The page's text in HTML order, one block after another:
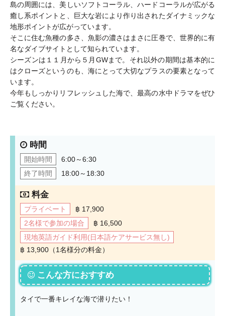
島の周囲には、美しいソフトコーラル、ハードコーラルが広がる
癒し系ポイントと、巨大な岩により作り出されたダイナミックな
地形ポイントが広がっています。
そこに住む魚種の多さ、魚影の濃さはまさに圧巻で、世界的に有
名なダイブサイトとして知られています。
シーズンは１１月から５月GWまで。それ以外の期間は基本的に
はクローズというのも、海にとって大切なプラスの要素となって
います。
今年もしっかりリフレッシュした海で、最高の水中ドラマをぜひ
ご覧ください。
時間
開始時間
6:00～6:30
終了時間
18:00～18:30
料金
プライベート
฿ 17,900
2名様で参加の場合
฿ 16,500
現地英語ガイド利用(日本語ケアサービス無し)
฿ 13,900（1名様分の料金）
こんな方におすすめ
タイで一番キレイな海で潜りたい！